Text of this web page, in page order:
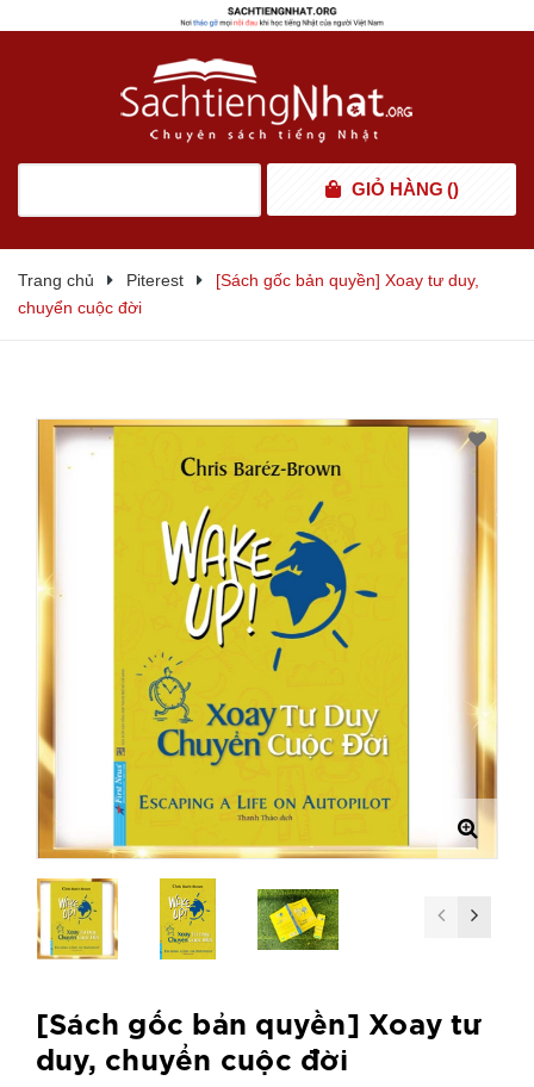
GIỎ HÀNG ()
Trang chủ Piterest
[Sách gốc bản quyền] Xoay tư duy,
chuyển cuộc đời
[Sách gốc bản quyền] Xoay tư
duy, chuyển cuộc đời